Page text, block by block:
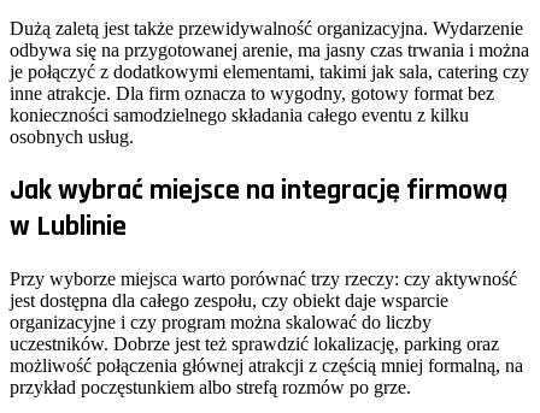
Dużą zaletą jest także przewidywalność organizacyjna. Wydarzenie
odbywa się na przygotowanej arenie, ma jasny czas trwania i można
je połączyć z dodatkowymi elementami, takimi jak sala, catering czy
inne atrakcje. Dla firm oznacza to wygodny, gotowy format bez
konieczności samodzielnego składania całego eventu z kilku
osobnych usług.
Jak wybrać miejsce na integrację firmową
w Lublinie
Przy wyborze miejsca warto porównać trzy rzeczy: czy aktywność
jest dostępna dla całego zespołu, czy obiekt daje wsparcie
organizacyjne i czy program można skalować do liczby
uczestników. Dobrze jest też sprawdzić lokalizację, parking oraz
możliwość połączenia głównej atrakcji z częścią mniej formalną, na
przykład poczęstunkiem albo strefą rozmów po grze.